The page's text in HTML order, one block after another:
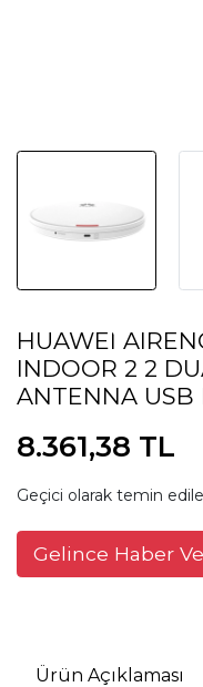
HUAWEI
INDOOR 2 2
ANTENNA USB
8.361,38 TL
Geçici olarak temin
Gelince Haber
Ürün Açıklaması